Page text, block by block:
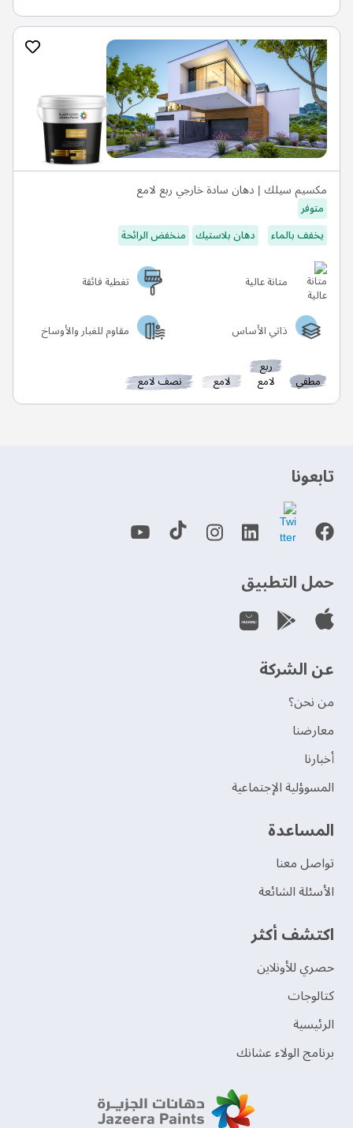
مكسيم سيلك | دهان سادة خارجي ربع لامع
متوفر
يخفف بالماء
دهان بلاستيك منخفض الرائحة
متانة عالية تغطية فائقة
ذاتي الأساس مقاوم للغبار والأوساخ
مطفي
ربع
لامع لامع نصف لامع
‫تابعونا‬
حمل التطبيق
عن الشركة
من نحن؟
‫معارضنا‬
‫أخبارنا‬
المسوؤلية الإجتماعية
‫المساعدة‬
تواصل معنا
الأسئلة الشائعة
اكتشف أكثر
حصري للأونلاين
‫كتالوجات‬
الرئيسية
برنامج الولاء عشانك